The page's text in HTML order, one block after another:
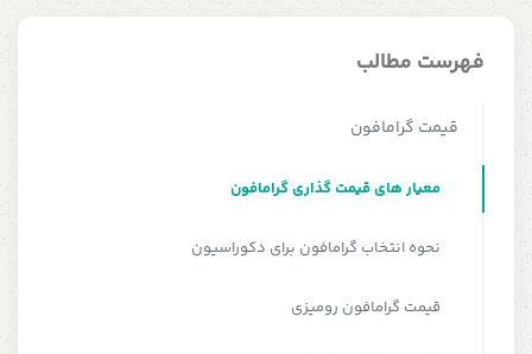
فهرست مطالب
قیمت گرامافون
معیار های قیمت گذاری گرامافون
نحوه انتخاب گرامافون برای دکوراسیون
قیمت گرامافون رومیزی